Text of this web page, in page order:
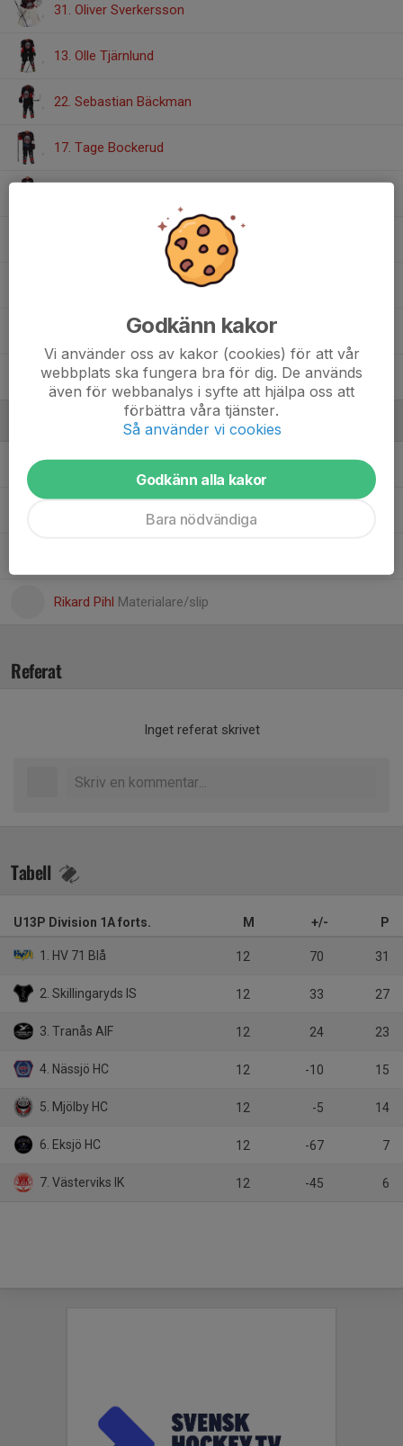
31. Oliver Sverkersson
13. Olle Tjärnlund
22. Sebastian Bäckman
17. Tage Bockerud
18. Vincent Ibrahim
4. William Karlborg
Jennie SammonsLagledare
Ass tränare
Rikard Pihl Materialare/slip
Referat
Inget referat skrivet
Tabell
U13P Division 1A forts. M +/- P
1. HV 71 Blå 12 70 31
2. Skillingaryds IS 12 33 27
3. Tranås AIF 12 24 23
4. Nässjö HC 12 -10 15
5. Mjölby HC 12 -5 14
6. Eksjö HC 12 -67 7
7. Västerviks IK 12 -45 6
Godkänn kakor
Vi använder oss av kakor (cookies) för att vår
webbplats ska fungera bra för dig. De används
även för webbanalys i syfte att hjälpa oss att
förbättra våra tjänster.
Så använder vi cookies
Godkänn alla kakor
Bara nödvändiga